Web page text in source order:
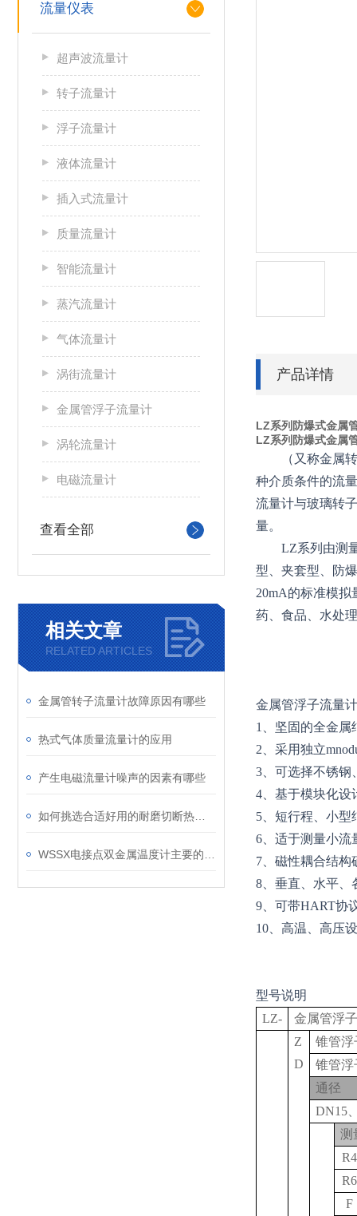
流量仪表
超声波流量计
转子流量计
浮子流量计
液体流量计
插入式流量计
质量流量计
智能流量计
蒸汽流量计
气体流量计
涡街流量计
金属管浮子流量计
涡轮流量计
电磁流量计
查看全部
相关文章
RELATED ARTICLES
金属管转子流量计故障原因有哪些
热式气体质量流量计的应用
产生电磁流量计噪声的因素有哪些
产品详情
LZ系列防爆式金属
LZ系列防爆式金属
（又称金属
种介质条件的流
流量计与玻璃转
量。
LZ系列由测
型、夹套型、防
20mA的标准模
药、食品、水处
金属管浮子流量
1
、坚固的全金
2 、采用独立
3 、可选择不锈
4 、基于模块化
5 、短行程、小
6 、适于测量小
7 、磁性耦合结
8 、垂直、水平
9 、可带HART协
10 、高温、高压
型号说明
LZ-
金属管浮
Z
D
锥管浮
锥管浮
通径
DN15
测
R4
R6
F